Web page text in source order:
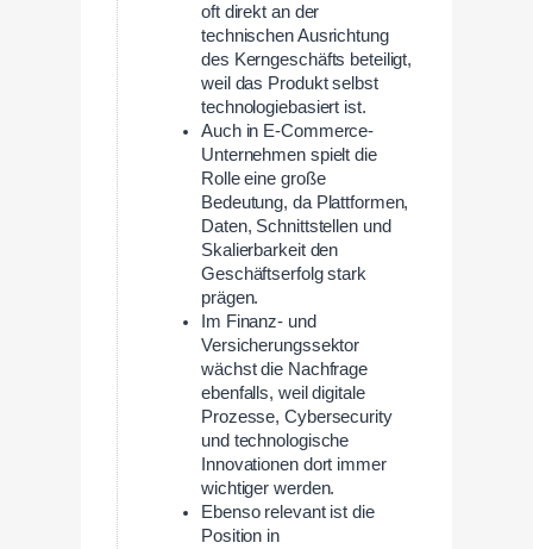
oft direkt an der
technischen Ausrichtung
des Kerngeschäfts beteiligt,
weil das Produkt selbst
technologiebasiert ist.
Auch in E-Commerce-
Unternehmen spielt die
Rolle eine große
Bedeutung, da Plattformen,
Daten, Schnittstellen und
Skalierbarkeit den
Geschäftserfolg stark
prägen.
Im Finanz- und
Versicherungssektor
wächst die Nachfrage
ebenfalls, weil digitale
Prozesse, Cybersecurity
und technologische
Innovationen dort immer
wichtiger werden.
Ebenso relevant ist die
Position in